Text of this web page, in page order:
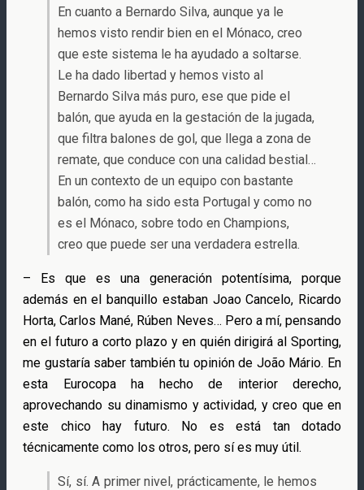
En cuanto a Bernardo Silva, aunque ya le
hemos visto rendir bien en el Mónaco, creo
que este sistema le ha ayudado a soltarse.
Le ha dado libertad y hemos visto al
Bernardo Silva más puro, ese que pide el
balón, que ayuda en la gestación de la jugada,
que filtra balones de gol, que llega a zona de
remate, que conduce con una calidad bestial…
En un contexto de un equipo con bastante
balón, como ha sido esta Portugal y como no
es el Mónaco, sobre todo en Champions,
creo que puede ser una verdadera estrella.
– Es que es una generación potentísima, porque
además en el banquillo estaban Joao Cancelo, Ricardo
Horta, Carlos Mané, Rúben Neves… Pero a mí, pensando
en el futuro a corto plazo y en quién dirigirá al Sporting,
me gustaría saber también tu opinión de João Mário. En
esta Eurocopa ha hecho de interior derecho,
aprovechando su dinamismo y actividad, y creo que en
este chico hay futuro. No es está tan dotado
técnicamente como los otros, pero sí es muy útil.
Sí, sí. A primer nivel, prácticamente, le hemos